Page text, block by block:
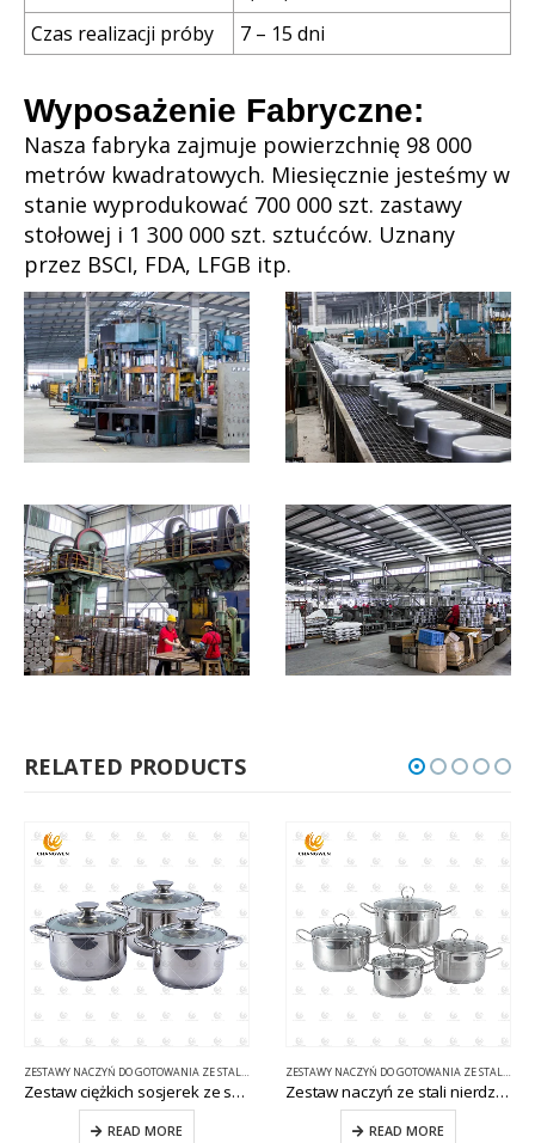
Czas realizacji próby
7 – 15 dni
Wyposażenie Fabryczne:
Nasza fabryka zajmuje powierzchnię 98 000
metrów kwadratowych. Miesięcznie jesteśmy w
stanie wyprodukować 700 000 szt. zastawy
stołowej i 1 300 000 szt. sztućców. Uznany
przez BSCI, FDA, LFGB itp.
RELATED PRODUCTS
ZESTAWY NACZYŃ DO GOTOWANIA ZE STALI NIERDZEWNEJ
Zestaw ciężkich sosjerek ze stali nierdzewnej CW-B036-2
READ MORE
ZESTAWY NACZYŃ DO GOTOWANIA ZE STALI NIERDZEWNEJ
Zestaw naczyń ze stali nierdzewnej 8 sztuk CW-B007-1
READ MORE